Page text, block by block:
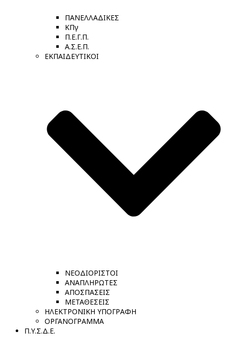
ΠΑΝΕΛΛΑΔΙΚΕΣ
ΚΠγ
Π.Ε.Γ.Π.
Α.Σ.Ε.Π.
ΕΚΠΑΙΔΕΥΤΙΚΟΙ
ΝΕΟΔΙΟΡΙΣΤΟΙ
ΑΝΑΠΛΗΡΩΤΕΣ
ΑΠΟΣΠΑΣΕΙΣ
ΜΕΤΑΘΕΣΕΙΣ
ΗΛΕΚΤΡΟΝΙΚΗ ΥΠΟΓΡΑΦΗ
ΟΡΓΑΝΟΓΡΑΜΜΑ
Π.Υ.Σ.Δ.Ε.